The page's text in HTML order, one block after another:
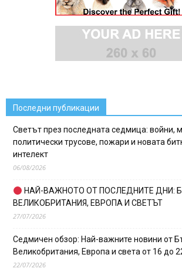
Последни публикации
Светът през последната седмица: войни,
политически трусове, пожари и новата
интелект
06/08/2026
НАЙ-ВАЖНОТО ОТ ПОСЛЕДНИТЕ ДНИ:
ВЕЛИКОБРИТАНИЯ, ЕВРОПА И СВЕТЪТ
27/07/2026
Седмичен обзор: Най-важните новини от
Великобритания, Европа и света от 16 до
22/07/2026